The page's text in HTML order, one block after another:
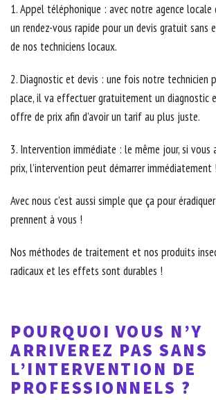
1. Appel téléphonique : avec notre agence locale
un rendez-vous rapide pour un devis gratuit sans
de nos techniciens locaux.
2. Diagnostic et devis : une fois notre technicien
place, il va effectuer gratuitement un diagnostic
offre de prix afin d'avoir un tarif au plus juste.
3. Intervention immédiate : le même jour, si vous
prix, l’intervention peut démarrer immédiatement !
Avec nous c’est aussi simple que ça pour
prennent à vous !
Nos méthodes de traitement et nos produits
radicaux et les effets sont durables !
POURQUOI VOUS N’Y
ARRIVEREZ PAS SANS
L’INTERVENTION DE
PROFESSIONNELS ?